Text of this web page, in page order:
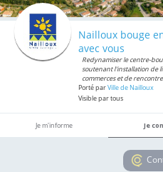
Nailloux bouge
avec vous
Redynamiser le centre-
soutenant l'installation de
commerces et de
Porté parVille de Nailloux
Visible par tous
Je m'informe Je